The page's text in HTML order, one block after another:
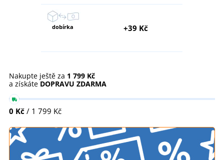
dobírka +39 Kč
Nakupte ještě za 1 799 Kč
a získáte DOPRAVU ZDARMA
0 Kč / 1 799 Kč